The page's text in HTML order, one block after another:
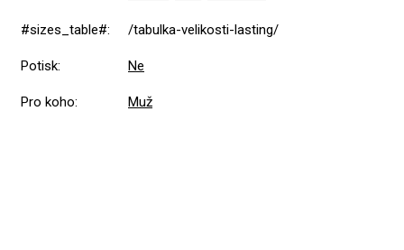
#sizes_table#: /tabulka-velikosti-lasting/
Potisk: Ne
Pro koho: Muž